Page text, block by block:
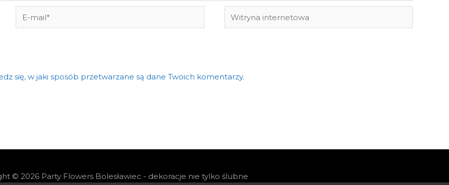
E-
mail*
Witryna
internetowa
się, w jaki sposób przetwarzane są dane Twoich komentarzy.
© 2026 Party Flowers Bolesławiec - dekoracje nie tylko ślubne